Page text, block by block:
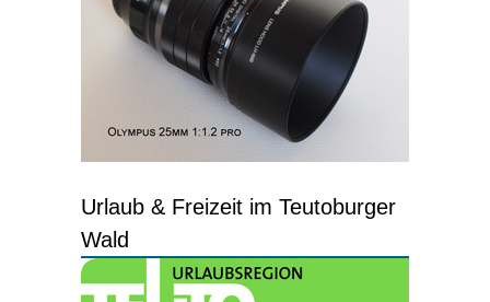
Urlaub & Freizeit im Teutoburger
Wald